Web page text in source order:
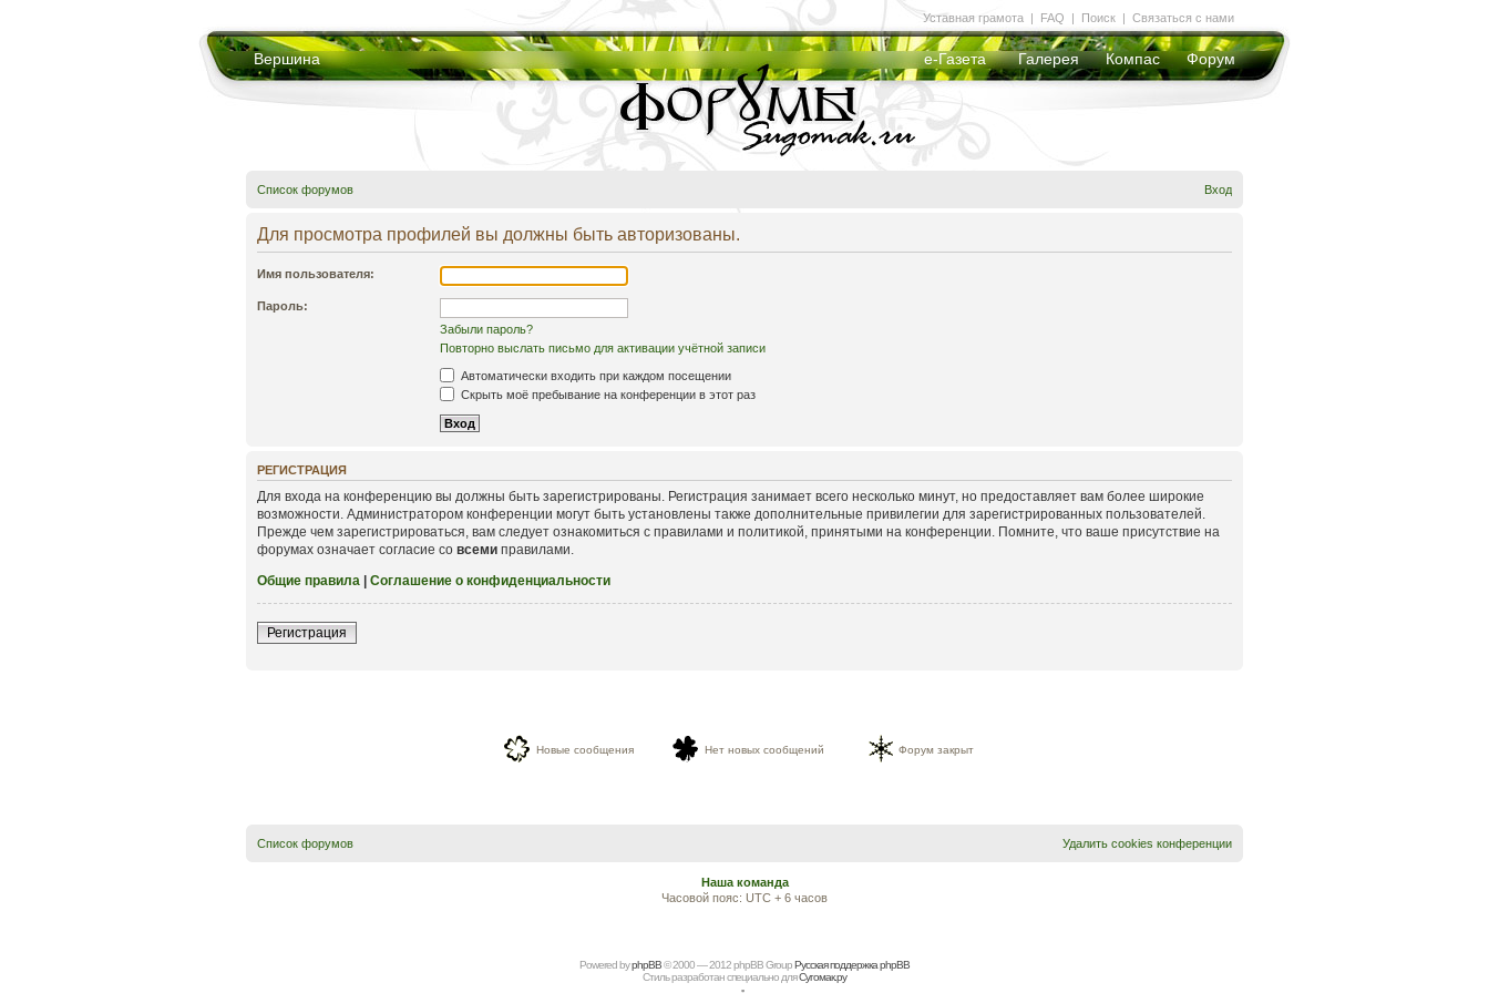
Вершина е-Газета Галерея Компас Форум
Уставная грамота | FAQ | Поиск | Связаться с нами
Список форумов Вход
Для просмотра профилей вы должны быть авторизованы.
Имя пользователя:
Пароль:
Забыли пароль?
Повторно выслать письмо для активации учётной записи
Автоматически входить при каждом посещении
Скрыть моё пребывание на конференции в этот раз
РЕГИСТРАЦИЯ
Для входа на конференцию вы должны быть зарегистрированы. Регистрация занимает всего несколько минут, но предоставляет вам более широкие
возможности. Администратором конференции могут быть установлены также дополнительные привилегии для зарегистрированных пользователей.
Прежде чем зарегистрироваться, вам следует ознакомиться с правилами и политикой, принятыми на конференции. Помните, что ваше присутствие на
форумах означает согласие со всеми правилами.
Общие правила | Соглашение о конфиденциальности
Регистрация
Новые сообщения Нет новых сообщений Форум закрыт
Список форумов Удалить cookies конференции
Наша команда
Часовой пояс: UTC + 6 часов
Powered byрhрBВ© 2000 — 2012 рhрBВ GrоupРусская поддержка phpBB
Стиль разработан специально дляСугомак.ру